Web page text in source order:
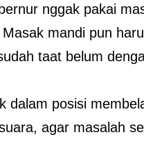
nggak pakai
mandi pun
taat belum
dalam posisi
agar masalah